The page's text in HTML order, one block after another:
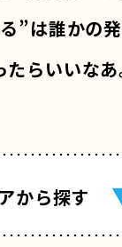
”は誰かの
らいいなあ
から探す